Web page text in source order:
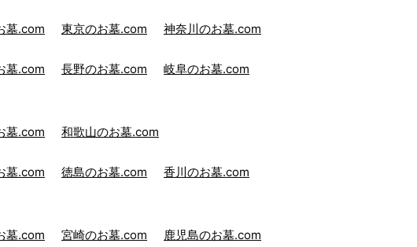
墓.com 東京のお墓.com 神奈川のお墓.com
墓.com 長野のお墓.com
岐阜のお墓.com
墓.com 和歌山のお墓.com
墓.com 徳島のお墓.com
香川のお墓.com
墓.com 宮崎のお墓.com 鹿児島のお墓.com